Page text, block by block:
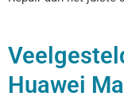
Huawei